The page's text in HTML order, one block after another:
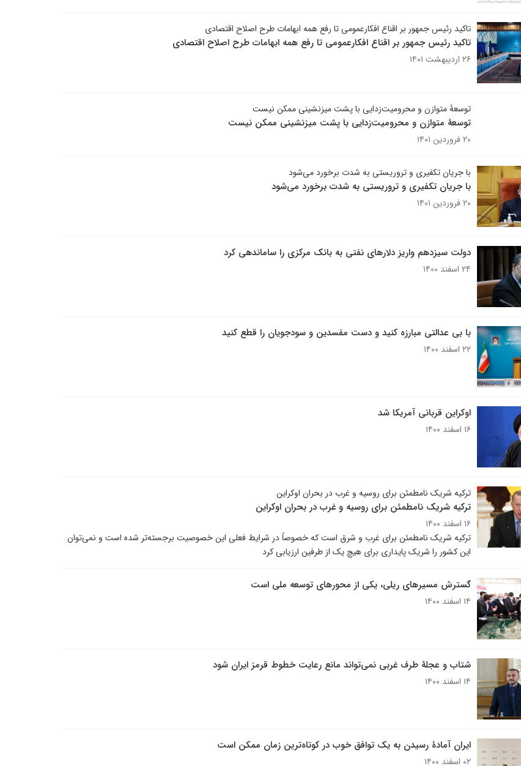
تاکید رئیس جمهور بر اقناع‌ افکارعمومی تا رفع همه ابهامات طرح اصلاح اقتصادی
تاکید رئیس جمهور بر اقناع‌ افکارعمومی تا رفع همه ابهامات طرح اصلاح اقتصادی
۲۶ اردیبهشت ۱۴۰۱
توسعۀ متوازن و محرومیت‌زدایی با پشت میزنشینی ممکن نیست
توسعۀ متوازن و محرومیت‌زدایی با پشت میزنشینی ممکن نیست
۲۰ فروردین ۱۴۰۱
با جریان تکفیری و تروریستی به شدت برخورد می‌شود
با جریان تکفیری و تروریستی به شدت برخورد می‌شود
۲۰ فروردین ۱۴۰۱
دولت سیزدهم واریز دلارهای نفتی به بانک مرکزی را ساماندهی کرد
۲۴ اسفند ۱۴۰۰
با بی عدالتی مبارزه کنید و دست مفسدین و سودجویان را قطع کنید
۲۲ اسفند ۱۴۰۰
اوکراین قربانی آمریکا شد
۱۶ اسفند ۱۴۰۰
ترکیه شریک نامطمئن برای روسیه و غرب در بحران اوکراین
ترکیه شریک نامطمئن برای روسیه و غرب در بحران اوکراین
۱۶ اسفند ۱۴۰۰
ترکیه شریک نامطمئن برای غرب و شرق است که خصوصاً در شرایط فعلی این خصوصیت برجسته‌تر شده است و نمی‌توان
این کشور را شریک پایداری برای هیچ یک از طرفین ارزیابی کرد
گسترش مسیرهای ریلی، یکی از محورهای توسعه ملی است
۱۴ اسفند ۱۴۰۰
شتاب و عجلۀ طرف غربی نمی‌تواند مانع رعایت خطوط قرمز ایران شود
۱۴ اسفند ۱۴۰۰
ایران آمادۀ رسیدن به یک توافق خوب در کوتاه‌ترین زمان ممکن است
۰۲ اسفند ۱۴۰۰